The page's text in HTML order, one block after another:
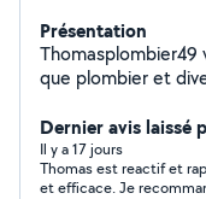
Présentation
Thomasplombier49
que plombier et
7j7 24h24
Dernier avis laissé
Il y a 17 jours
Thomas est reactif et
et efficace. Je